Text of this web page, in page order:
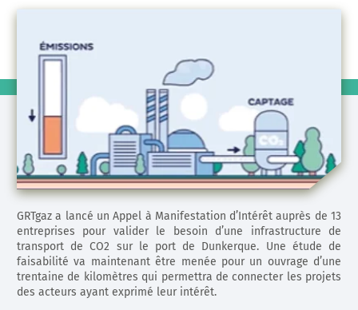
GRTgaz a lancé un Appel à Manifestation d’Intérêt auprès de 13
entreprises pour valider le besoin d’une infrastructure de
transport de CO2 sur le port de Dunkerque. Une étude de
faisabilité va maintenant être menée pour un ouvrage d’une
trentaine de kilomètres qui permettra de connecter les projets
des acteurs ayant exprimé leur intérêt.